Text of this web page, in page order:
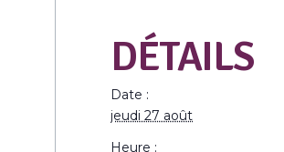
DÉTAILS
Date :
jeudi 27 août
Heure :